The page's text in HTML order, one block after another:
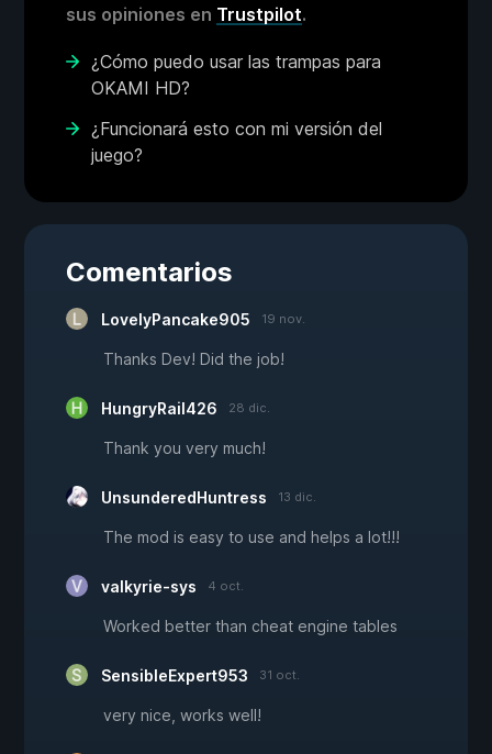
sus opiniones en Trustpilot.
¿Cómo puedo usar las trampas para
OKAMI HD?
¿Funcionará esto con mi versión del
juego?
Comentarios
LovelyPancake905 19 nov.
Thanks Dev! Did the job!
HungryRail426 28 dic.
Thank you very much!
UnsunderedHuntress 13 dic.
The mod is easy to use and helps a lot!!!
valkyrie-sys 4 oct.
Worked better than cheat engine tables
SensibleExpert953 31 oct.
very nice, works well!